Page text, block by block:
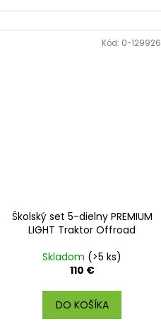
Školský set 5-dielny PREMIUM
LIGHT Traktor Offroad
Skladom (>5 ks)
110 €
DO KOŠÍKA
Kód: 0-129926